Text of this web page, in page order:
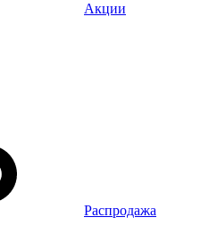
Акции
Распродажа